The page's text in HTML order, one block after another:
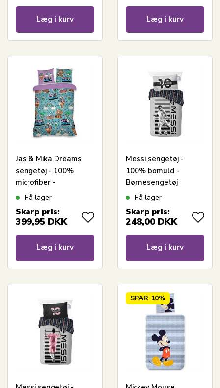
Læg i kurv Læg i kurv
Jas & Mika Dreams
sengetøj - 100%
microfiber -
Børnesengetøj
På lager
Skarp pris:
399,95 DKK
Læg i kurv
Messi sengetøj -
100% bomuld -
Børnesengetøj
140x200 cm - Gråt
På lager
Skarp pris:
248,00 DKK
Læg i kurv
SPAR 10%